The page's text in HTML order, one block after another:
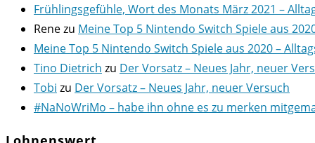
Frühlingsgefühle, Wort des Monats März 2021 –
Renezu Meine Top 5 Nintendo Switch Spiele aus
Meine Top 5 Nintendo Switch Spiele aus 2020 –
Tino Dietrich zu Der Vorsatz – Neues Jahr, neuer
Tobi zu Der Vorsatz – Neues Jahr, neuer Versuch
#NaNoWriMo – habe ihn ohne es zu merken